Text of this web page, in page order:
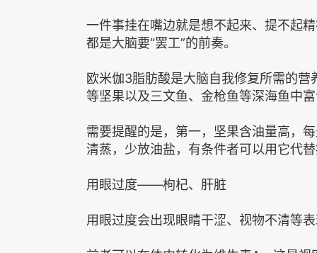
一件事挂在嘴边就是想不起来、提不起
都是大脑要“罢工”的前奏。
欧米伽3脂肪酸是大脑自我修复所需的
等坚果以及三文鱼、金枪鱼等深海鱼中
需要提醒的是，第一，坚果含油量高，
清蒸，少放油盐，有条件者可以用它代
用眼过度——枸杞、肝脏
用眼过度会出现眼睛干涩、视物不清等